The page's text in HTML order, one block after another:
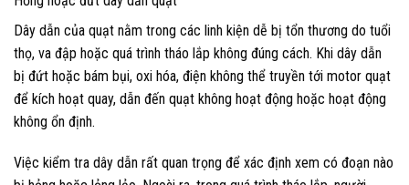
Dây dẫn của quạt nằm trong các linh kiện dễ bị tổn thương do tuổi
thọ, va đập hoặc quá trình tháo lắp không đúng cách. Khi dây dẫn
bị đứt hoặc bám bụi, oxi hóa, điện không thể truyền tới motor quạt
để kích hoạt quay, dẫn đến quạt không hoạt động hoặc hoạt động
không ổn định.
Việc kiểm tra dây dẫn rất quan trọng để xác định xem có đoạn nào